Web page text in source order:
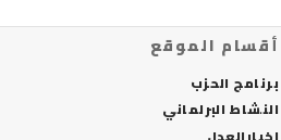
أقسام الموقع
برنامج الحزب
النشاط البرلماني